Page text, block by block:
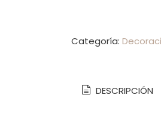
Categoría:
DESCRIPCIÓN